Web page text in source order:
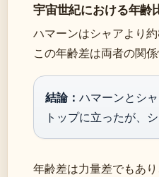
宇宙世紀における年齢
ハマーンはシャアより
この年齢差は両者の関
結論： ハマーンとシ
トップに立ったが、
年齢差は力量差でもあ